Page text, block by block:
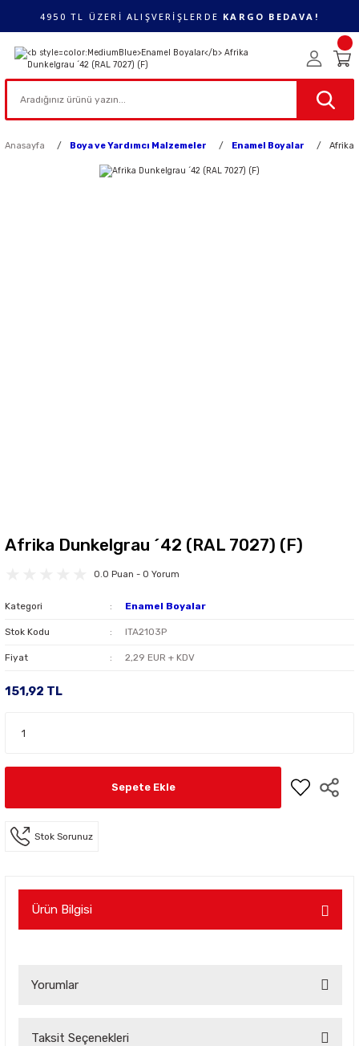
4950 TL ÜZERİ ALIŞVERİŞLERDE KARGO BEDAVA!
Anasayfa Boya ve Yardımcı Malzemeler Enamel Boyalar Afrika
Afrika Dunkelgrau ´42 (RAL 7027) (F)
0.0 Puan - 0 Yorum
Kategori Enamel Boyalar
Stok Kodu ITA2103P
Fiyat 2,29 EUR + KDV
151,92 TL
Sepete Ekle
Stok Sorunuz
Ürün Bilgisi
Yorumlar
Taksit Seçenekleri